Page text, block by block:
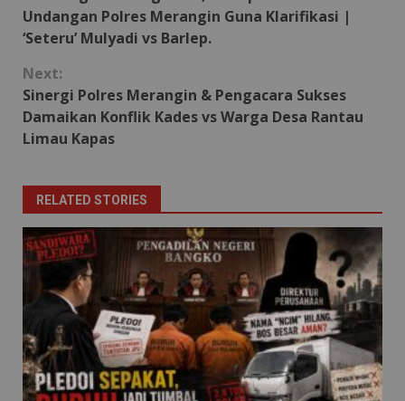
Reading
Undangan Polres Merangin Guna Klarifikasi |
‘Seteru’ Mulyadi vs Barlep.
Next:
Sinergi Polres Merangin & Pengacara Sukses
Damaikan Konflik Kades vs Warga Desa Rantau
Limau Kapas
RELATED STORIES